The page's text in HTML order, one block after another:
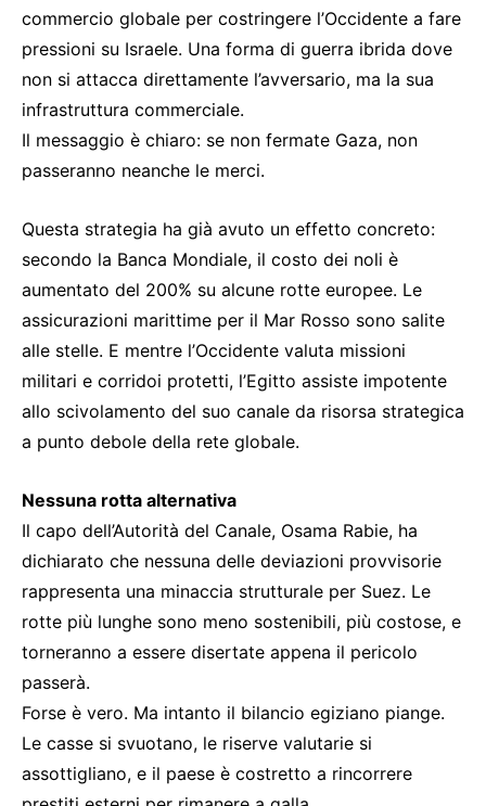
commercio globale per costringere l’Occidente a fare
pressioni su Israele. Una forma di guerra ibrida dove
non si attacca direttamente l’avversario, ma la sua
infrastruttura commerciale.
Il messaggio è chiaro: se non fermate Gaza, non
passeranno neanche le merci.
Questa strategia ha già avuto un effetto concreto:
secondo la Banca Mondiale, il costo dei noli è
aumentato del 200% su alcune rotte europee. Le
assicurazioni marittime per il Mar Rosso sono salite
alle stelle. E mentre l’Occidente valuta missioni
militari e corridoi protetti, l’Egitto assiste impotente
allo scivolamento del suo canale da risorsa strategica
a punto debole della rete globale.
Nessuna rotta alternativa
Il capo dell’Autorità del Canale, Osama Rabie, ha
dichiarato che nessuna delle deviazioni provvisorie
rappresenta una minaccia strutturale per Suez. Le
rotte più lunghe sono meno sostenibili, più costose, e
torneranno a essere disertate appena il pericolo
passerà.
Forse è vero. Ma intanto il bilancio egiziano piange.
Le casse si svuotano, le riserve valutarie si
assottigliano, e il paese è costretto a rincorrere